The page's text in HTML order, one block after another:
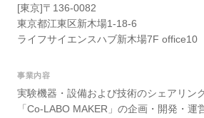
[東京]〒136-0082
東京都江東区新木場1-18-6
ライフサイエンスハブ新木場7F office10
事業内容
実験機器・設備および技術のシェアリン
「Co-LABO MAKER」の企画・開発・運